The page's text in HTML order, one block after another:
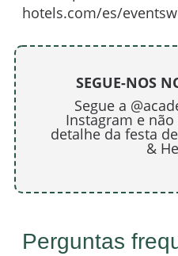
hotels.com/es/
SEGUE-NOS
Segue a
Instagram e
detalhe da festa
&
Perguntas